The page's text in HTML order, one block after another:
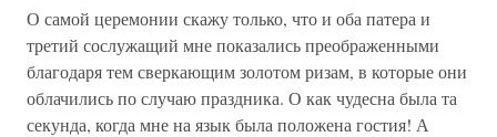
О самой церемонии скажу только, что и оба патера и
третий сослужащий мне показались преображенными
благодаря тем сверкающим золотом ризам, в которые они
облачились по случаю праздника. О как чудесна была та
секунда, когда мне на язык была положена гостия! А